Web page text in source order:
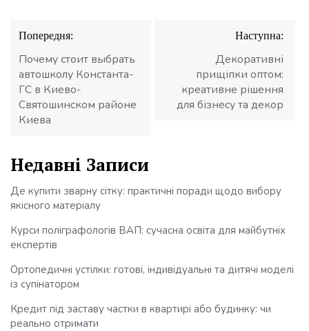
Навігація
записів
Попередня:
Почему стоит выбрать
автошколу Константа-
ГС в Киево-
Святошинском районе
Киева
Наступна:
Декоративні
прищіпки оптом:
креативне рішення
для бізнесу та декор
Недавні Записи
Де купити зварну сітку: практичні поради щодо вибору
якісного матеріалу
Курси поліграфологів ВАП: сучасна освіта для майбутніх
експертів
Ортопедичні устілки: готові, індивідуальні та дитячі моделі
із супінатором
Кредит під заставу частки в квартирі або будинку: чи
реально отримати